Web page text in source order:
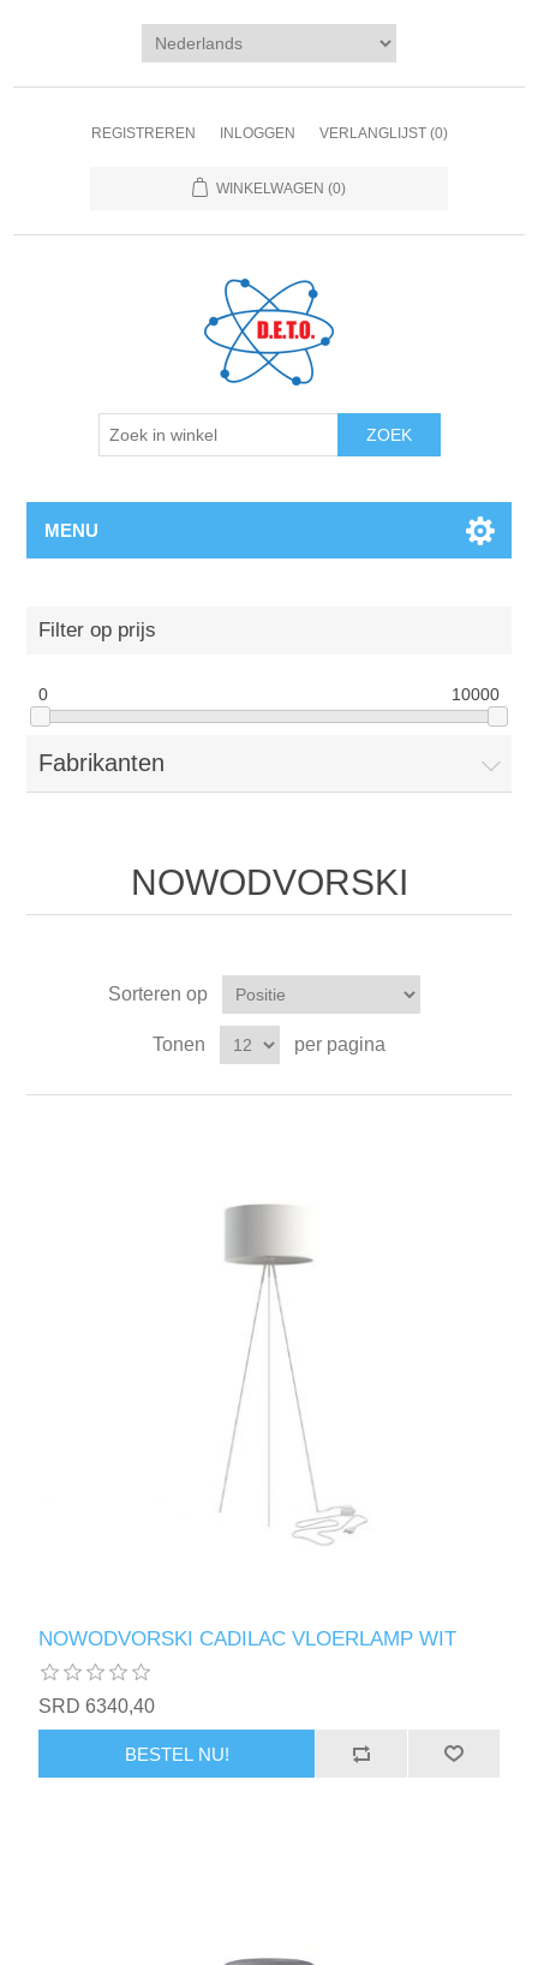
REGISTREREN INLOGGEN VERLANGLIJST (0)
WINKELWAGEN (0)
ZOEK
MENU
Filter op prijs
0 10000
Fabrikanten
NOWODVORSKI
Sorteren op
Tonen per pagina
NOWODVORSKI CADILAC VLOERLAMP WIT
SRD 6340,40
BESTEL NU!